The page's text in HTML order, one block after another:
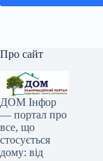
Про сайт
ДОМ Інфор
— портал про
все, що
стосується
дому: від